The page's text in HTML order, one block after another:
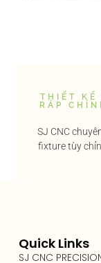
THIẾT KẾ
RÁP
SJ CNC
fixture tùy
Quick Links
SJ CNC